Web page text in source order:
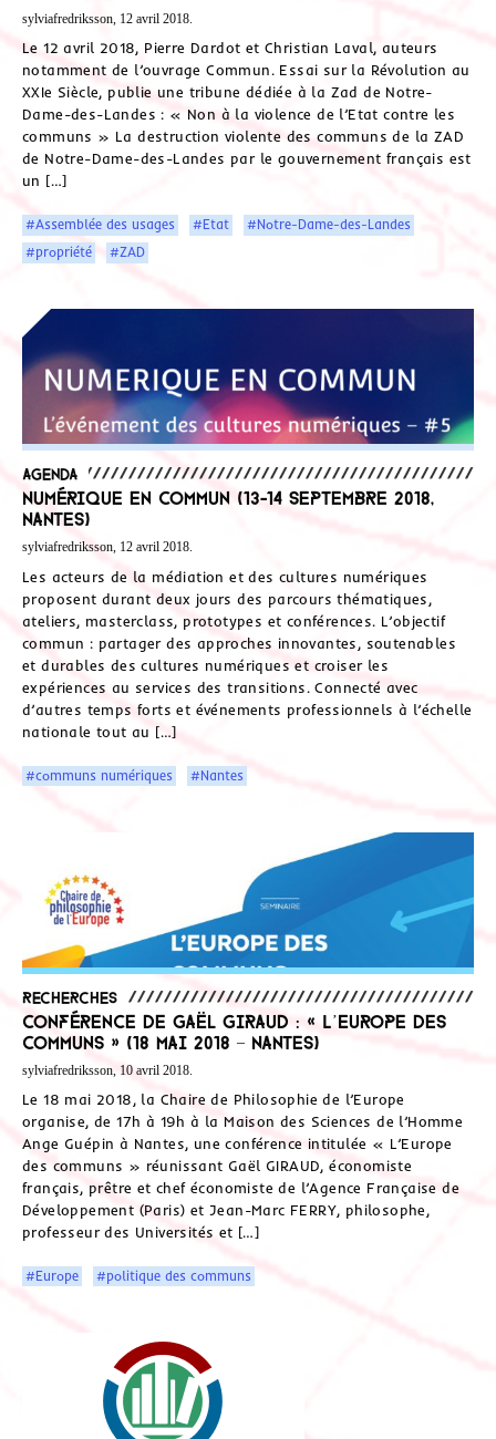
sylviafredriksson, 12 avril 2018.
Le 12 avril 2018, Pierre Dardot et Christian Laval, auteurs
notamment de l’ouvrage Commun. Essai sur la Révolution au
XXIe Siècle, publie une tribune dédiée à la Zad de Notre-
Dame-des-Landes : « Non à la violence de l’Etat contre les
communs » La destruction violente des communs de la ZAD
de Notre-Dame-des-Landes par le gouvernement français est
un […]
#Assemblée des usages #Etat
#Notre-Dame-des-Landes
#propriété
#ZAD
Agenda
Numérique en commun (13-14 septembre 2018,
Nantes)
sylviafredriksson, 12 avril 2018.
Les acteurs de la médiation et des cultures numériques
proposent durant deux jours des parcours thématiques,
ateliers, masterclass, prototypes et conférences. L’objectif
commun : partager des approches innovantes, soutenables
et durables des cultures numériques et croiser les
expériences au services des transitions. Connecté avec
d’autres temps forts et événements professionnels à l’échelle
nationale tout au […]
#communs numériques #Nantes
Recherches
Conférence de Gaël Giraud : « L’Europe des
communs » (18 mai 2018 – Nantes)
sylviafredriksson, 10 avril 2018.
Le 18 mai 2018, la Chaire de Philosophie de l’Europe
organise, de 17h à 19h à la Maison des Sciences de l’Homme
Ange Guépin à Nantes, une conférence intitulée « L’Europe
des communs » réunissant Gaël GIRAUD, économiste
français, prêtre et chef économiste de l’Agence Française de
Développement (Paris) et Jean-Marc FERRY, philosophe,
professeur des Universités et […]
#Europe #politique des communs